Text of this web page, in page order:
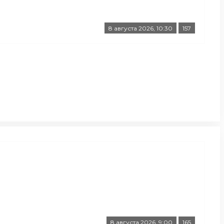
8 августа 2026, 10:30 157
8 августа 2026, 9:00 165